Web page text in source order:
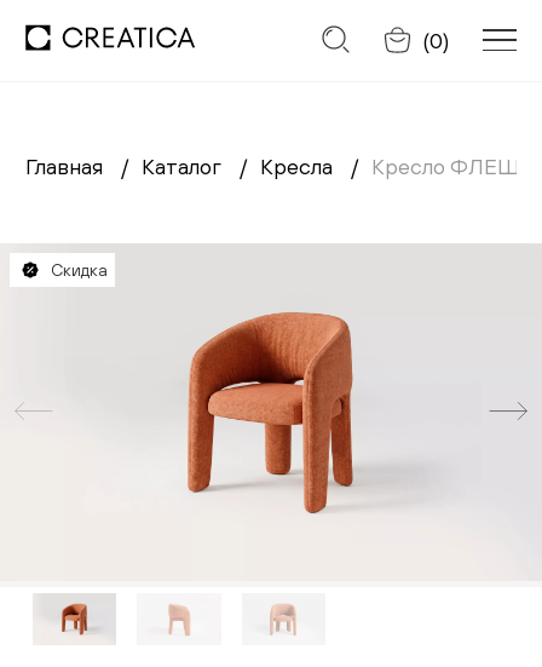
Отменить
(0)
Заказать обратный звонок
Каталог
Живопись
Комоды
Главная Каталог Кресла Кресло ФЛЕШ
Скидка